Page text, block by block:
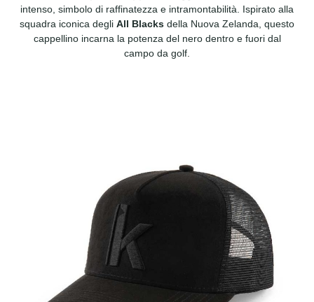
intenso, simbolo di raffinatezza e intramontabilità. Ispirato alla
squadra iconica degli All Blacks della Nuova Zelanda, questo
cappellino incarna la potenza del nero dentro e fuori dal
campo da golf.